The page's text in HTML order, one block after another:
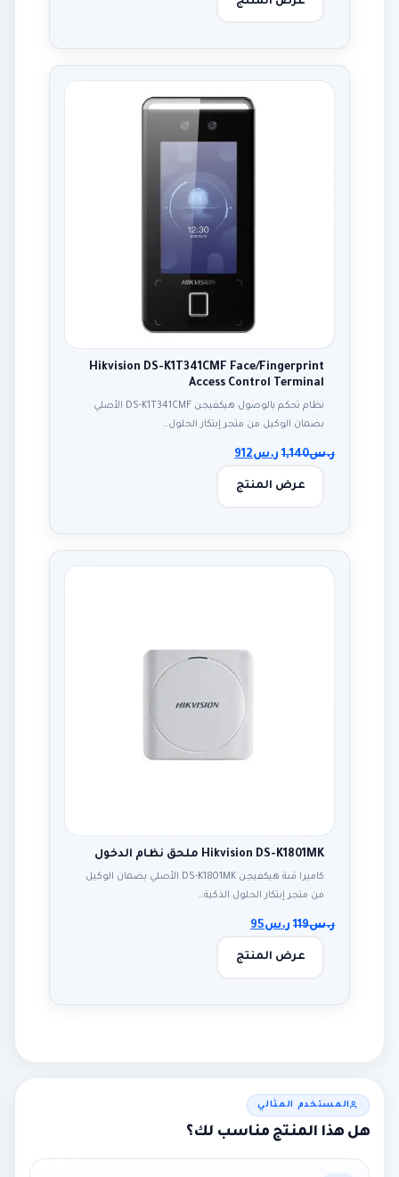
Hikvision DS-K1T341CMF Face/Fingerprint
Access Control Terminal
نظام تحكم بالوصول هيكفيجن DS-K1T341CMF الأصلي
بضمان الوكيل من متجر إبتكار الحلول…
ر.س1,140 ر.س912
عرض المنتج
Hikvision DS-K1801MK ملحق نظام الدخول
كاميرا قبة هيكفيجن DS-K1801MK الأصلي بضمان الوكيل
من متجر إبتكار الحلول الذكية…
ر.س119 ر.س95
عرض المنتج
المستخدم المثالي
هل هذا المنتج مناسب لك؟